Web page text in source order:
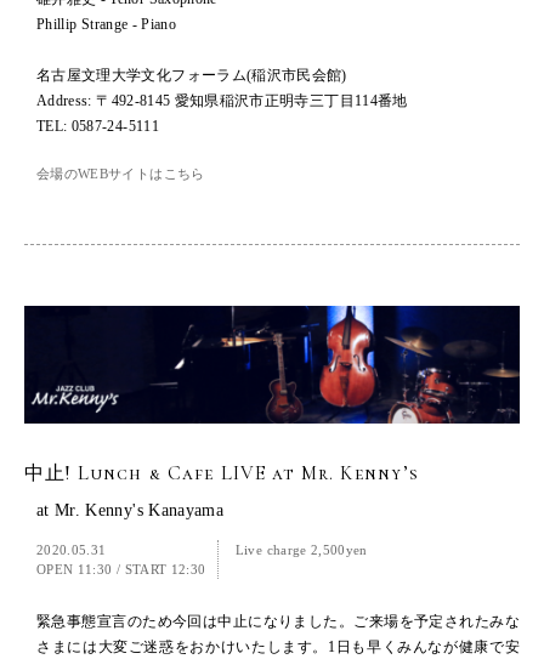
Phillip Strange - Piano
名古屋文理大学文化フォーラム(稲沢市民会館)
Address: 〒492-8145 愛知県稲沢市正明寺三丁目114番地
TEL: 0587-24-5111
会場のWEBサイトはこちら
中止! Lunch & Cafe LIVE at Mr. Kenny’s
at Mr. Kenny's Kanayama
2020.05.31
OPEN 11:30 / START 12:30
Live charge 2,500yen
緊急事態宣言のため今回は中止になりました。ご来場を予定されたみな
さまには大変ご迷惑をおかけいたします。1日も早くみんなが健康で安